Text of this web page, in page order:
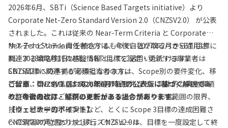
2026年6月、SBTi（Science Based Targets initiative）より
Corporate Net-Zero Standard Version 2.0（CNZSV2.0） が公表
されました。これは従来の Near-Term Criteria と Corporate
Net-Zero Standard を統合するもので、2027年2月から適用さ
れ、2028年2月1日以降、SBTi目標を設定・更新する事業者は
CNZSV2.0への準拠が必須となります。
改訂の背景には、サプライチェーン上の情報や影響範囲の限界、
技術・地政学的不確実性など、とくに Scope 3目標の達成困難さ
への現場の声がありました。CNZSV2.0は、目標を一度設定して終
サステナビリティ責任者の方は、今後自社が取るべきSBTi目標に
関連する戦略検討の基盤情報としてご活用いただけます。
SBTi目標に関連する実務担当者の方は、Scope別の要件変化、移
行計画、第三者保証や電力関連の新要件など、具体的な実施事項
の整理に向けてご活用いただけます。
ご留意：CNZSV2.0は2026年6月時点の公表版に基づく解説であ
り、今後の改訂・解釈の更新がある場合があります。
【ウェビナーのポイント】
CNZSV2.0の位置づけと移行スケジュール